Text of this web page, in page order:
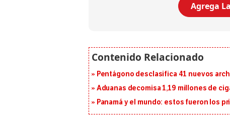
Agrega
Pentágono desclasifica 41 nuevos
Aduanas decomisa 1,19 millones de
Panamá y el mundo: estos fueron los